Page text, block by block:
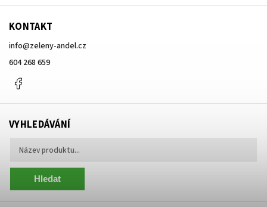
KONTAKT
info@zeleny-andel.cz
604 268 659
VYHLEDÁVÁNÍ
Hledat